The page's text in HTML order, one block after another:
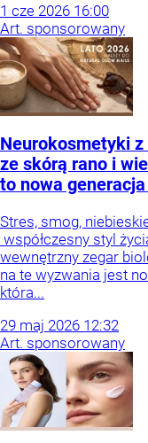
1 cze 2026 16:00
Art. sponsorowany
Neurokosmetyki
ze skórą rano i
to nowa
Stres, smog,
współczesny styl
wewnętrzny zegar
na te wyzwania jest
która...
29 maj 2026 12:32
Art. sponsorowany